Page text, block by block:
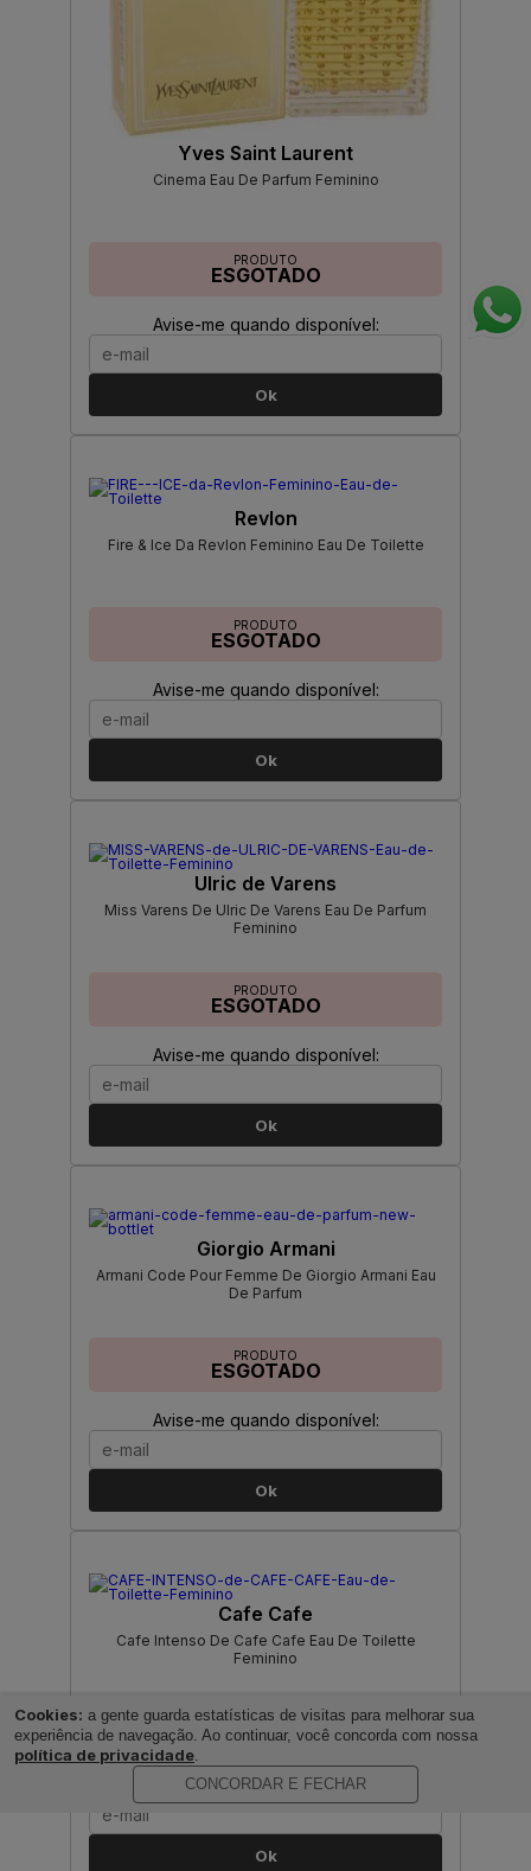
Yves Saint Laurent
Cinema Eau De Parfum Feminino
PRODUTO
ESGOTADO
Avise-me quando disponível:
Ok
Revlon
Fire & Ice Da Revlon Feminino Eau De Toilette
PRODUTO
ESGOTADO
Avise-me quando disponível:
Ok
Ulric de Varens
Miss Varens De Ulric De Varens Eau De Parfum
Feminino
PRODUTO
ESGOTADO
Avise-me quando disponível:
Ok
Giorgio Armani
Armani Code Pour Femme De Giorgio Armani Eau
De Parfum
PRODUTO
ESGOTADO
Avise-me quando disponível:
Ok
Cafe Cafe
Cafe Intenso De Cafe Cafe Eau De Toilette
Feminino
PRODUTO
ESGOTADO
Avise-me quando disponível:
Ok
Cookies: a gente guarda estatísticas de visitas para melhorar sua
experiência de navegação. Ao continuar, você concorda com nossa
política de privacidade.
CONCORDAR E FECHAR